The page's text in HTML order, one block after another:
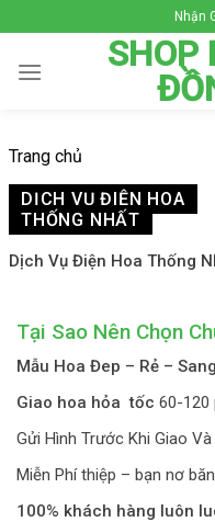
to
content
Nhận
SHOP
Trang chủ
DỊCH VỤ ĐIỆN HOA
THỐNG NHẤT
Dịch Vụ Điện Hoa Thống
Tại Sao Nên Chọn
Mẫu Hoa Đep – Rẻ –
Giao hoa hỏa tốc 60-120
Gửi Hình Trước Khi Giao
Miễn Phí thiệp – bạn nơ
100% khách hàng luôn